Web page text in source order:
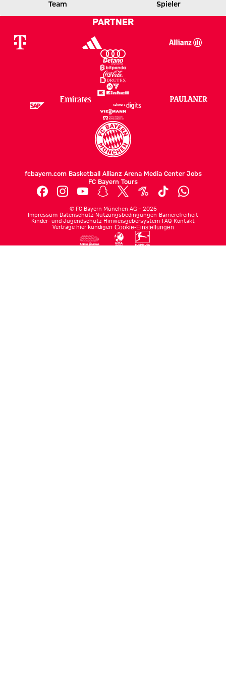
ACM
Team Spieler
PARTNER
fcbayern.com Basketball Allianz Arena Media Center Jobs
FC Bayern Tours
© FC Bayern München AG – 2026
Impressum Datenschutz Nutzungsbedingungen Barrierefreiheit
Kinder- und Jugendschutz Hinweisgebersystem FAQ Kontakt
Verträge hier kündigen Cookie-Einstellungen